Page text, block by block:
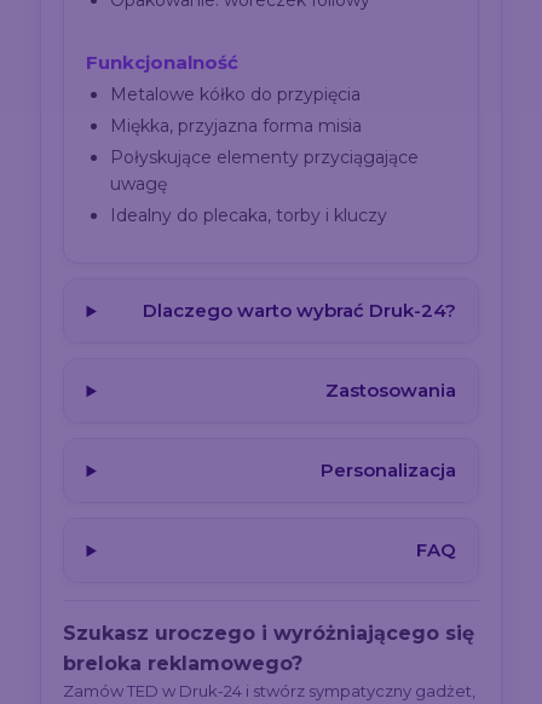
Funkcjonalność
Metalowe kółko do przypięcia
Miękka, przyjazna forma misia
Połyskujące elementy przyciągające
uwagę
Idealny do plecaka, torby i kluczy
Dlaczego warto wybrać Druk-24?
Zastosowania
Personalizacja
FAQ
Szukasz uroczego i wyróżniającego się
breloka reklamowego?
Zamów TED w Druk-24 i stwórz sympatyczny gadżet,